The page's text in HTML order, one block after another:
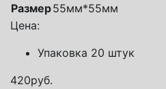
Размер55мм*55мм
Цена:
Упаковка 20 штук
420руб.